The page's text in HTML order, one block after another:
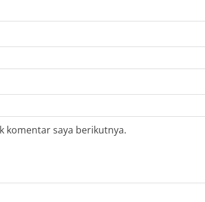
komentar saya berikutnya.